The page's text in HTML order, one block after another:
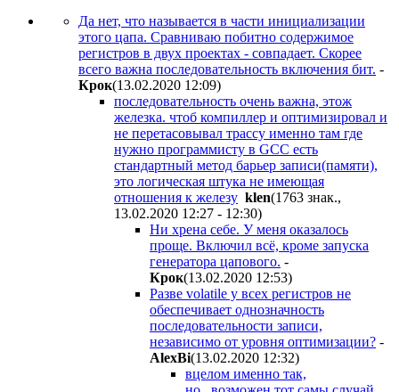
Да нет, что называется в части инициализации
этого цапа. Сравниваю побитно содержимое
регистров в двух проектах - совпадает. Скорее
всего важна последовательность включения бит. -
Крок(13.02.2020 12:09)
последовательность очень важна, этож
железка. чтоб компиллер и оптимизировал и
не перетасовывал трассу именно там где
нужно программисту в GCC есть
стандартный метод барьер записи(памяти),
это логическая штука не имеющая
отношения к железу klen(1763 знак.,
13.02.2020 12:27 - 12:30)
Ни хрена себе. У меня оказалось
проще. Включил всё, кроме запуска
генератора цапового. -
Крок(13.02.2020 12:53)
Разве volatile у всех регистров не
обеспечивает однозначность
последовательности записи,
независимо от уровня оптимизации? -
AlexBi(13.02.2020 12:32)
вцелом именно так,